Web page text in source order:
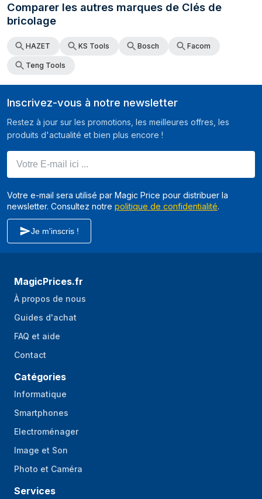
Comparer les autres marques de Clés de
bricolage
HAZET KS Tools Bosch Facom
Teng Tools
Inscrivez-vous à notre newsletter
Restez à jour sur les promotions, les meilleures offres, les
produits d'actualité et bien plus encore !
Votre e-mail sera utilisé par Magic Price pour distribuer la
newsletter. Consultez notre politique de confidentialité.
Je m'inscris !
MagicPrices.fr
À propos de nous
Guides d'achat
FAQ et aide
Contact
Catégories
Informatique
Smartphones
Electroménager
Image et Son
Photo et Caméra
Services